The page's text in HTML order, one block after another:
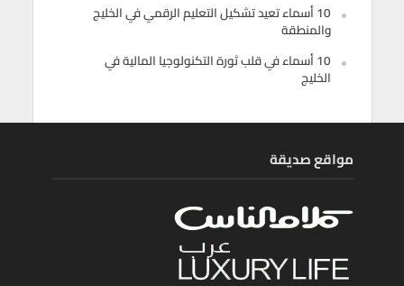
10 أسماء تعيد تشكيل التعليم الرقمي في الخليج
والمنطقة
10 أسماء في قلب ثورة التكنولوجيا المالية في
الخليج
مواقع صديقة